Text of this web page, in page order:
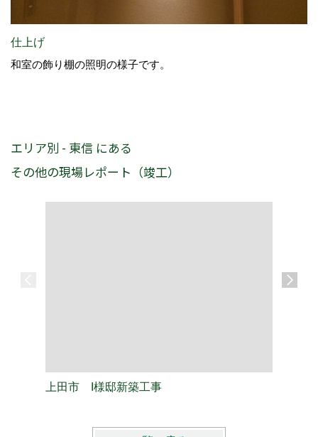
仕上げ
和室の飾り棚の照明の様子です。
エリア別 - 東信 にある
その他の現場レポート（竣工）
上田市 I様邸新築工事